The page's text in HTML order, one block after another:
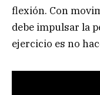
flexión. Con
debe impulsar la
ejercicio es no